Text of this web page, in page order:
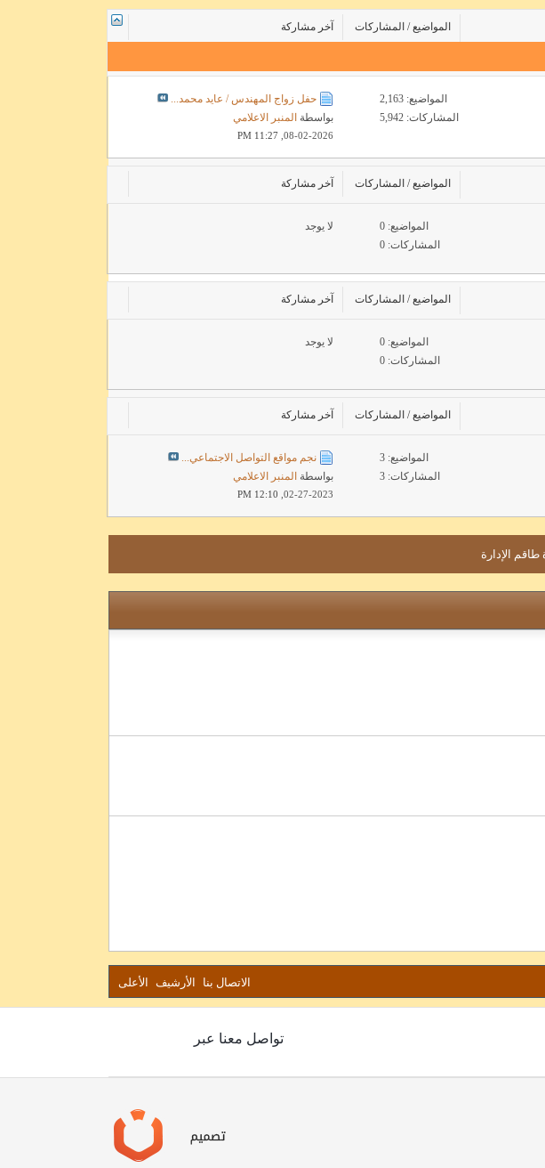
المواضيع / المشاركات آخر مشاركة
المواضيع: 2,163
المشاركات: 5,942
حفل زواج المهندس / عايد محمد...
بواسطة المنبر الاعلامي
08-02-2026,
11:27 PM
المواضيع / المشاركات آخر مشاركة
المواضيع: 0
المشاركات: 0
لا يوجد
المواضيع / المشاركات آخر مشاركة
المواضيع: 0
المشاركات: 0
لا يوجد
المواضيع / المشاركات آخر مشاركة
المواضيع: 3
المشاركات: 3
نجم مواقع التواصل الاجتماعي...
بواسطة المنبر الاعلامي
02-27-2023,
12:10 PM
الإدارة
الاتصال بنا الأرشيف الأعلى
تواصل معنا عبر